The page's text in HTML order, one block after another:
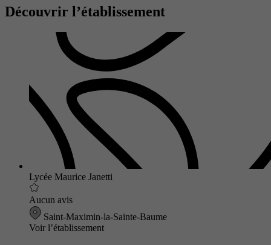
Découvrir l’établissement
Lycée Maurice Janetti
Aucun avis
Saint-Maximin-la-Sainte-Baume
Voir l’établissement